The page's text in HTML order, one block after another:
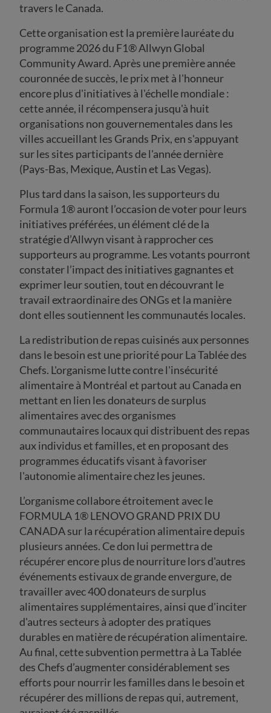
travers le Canada.
Cette organisation est la première lauréate du
programme 2026 du F1® Allwyn Global
Community Award. Après une première année
couronnée de succès, le prix met à l'honneur
encore plus d'initiatives à l'échelle mondiale :
cette année, il récompensera jusqu'à huit
organisations non gouvernementales dans les
villes accueillant les Grands Prix, en s'appuyant
sur les sites participants de l'année dernière
(Pays-Bas, Mexique, Austin et Las Vegas).
Plus tard dans la saison, les supporteurs du
Formula 1® auront l’occasion de voter pour leurs
initiatives préférées, un élément clé de la
stratégie d’Allwyn visant à rapprocher ces
supporteurs au programme. Les votants pourront
constater l’impact des initiatives gagnantes et
exprimer leur soutien, tout en découvrant le
travail extraordinaire des ONGs et la manière
dont elles soutiennent les communautés locales.
La redistribution de repas cuisinés aux personnes
dans le besoin est une priorité pour La Tablée des
Chefs. L'organisme lutte contre l'insécurité
alimentaire à Montréal et partout au Canada en
mettant en lien les donateurs de surplus
alimentaires avec des organismes
communautaires locaux qui distribuent des repas
aux individus et familles, et en proposant des
programmes éducatifs visant à favoriser
l'autonomie alimentaire chez les jeunes.
L’organisme collabore étroitement avec le
FORMULA 1® LENOVO GRAND PRIX DU
CANADA sur la récupération alimentaire depuis
plusieurs années. Ce don lui permettra de
récupérer encore plus de nourriture lors d'autres
événements estivaux de grande envergure, de
travailler avec 400 donateurs de surplus
alimentaires supplémentaires, ainsi que d'inciter
d'autres secteurs à adopter des pratiques
durables en matière de récupération alimentaire.
Au final, cette subvention permettra à La Tablée
des Chefs d’augmenter considérablement ses
efforts pour nourrir les familles dans le besoin et
récupérer des millions de repas qui, autrement,